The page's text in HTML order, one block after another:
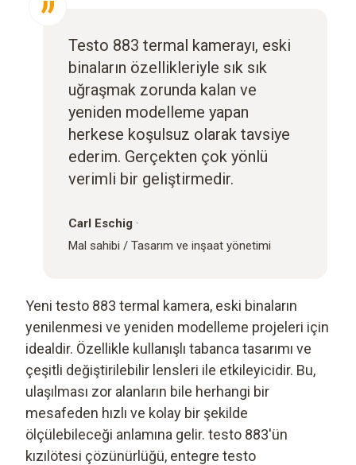
Testo 883 termal kamerayı, eski
binaların özellikleriyle sık sık
uğraşmak zorunda kalan ve
yeniden modelleme yapan
herkese koşulsuz olarak tavsiye
ederim. Gerçekten çok yönlü
verimli bir geliştirmedir.
Carl Eschig ·
Mal sahibi / Tasarım ve inşaat yönetimi
Yeni testo 883 termal kamera, eski binaların
yenilenmesi ve yeniden modelleme projeleri için
idealdir. Özellikle kullanışlı tabanca tasarımı ve
çeşitli değiştirilebilir lensleri ile etkileyicidir. Bu,
ulaşılması zor alanların bile herhangi bir
mesafeden hızlı ve kolay bir şekilde
ölçülebileceği anlamına gelir. testo 883'ün
kızılötesi çözünürlüğü, entegre testo